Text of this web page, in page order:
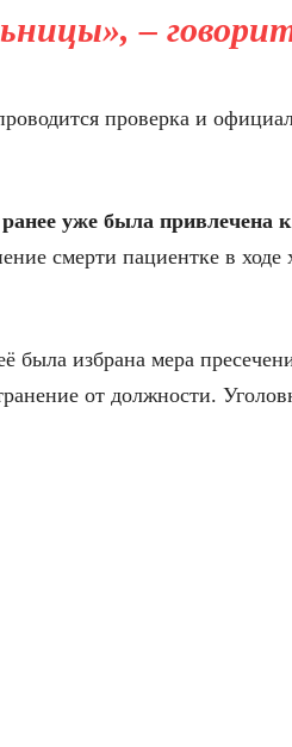
–
проверка и
уже была привлечена
смерти пациентке в ходе
избрана мера
от должности.